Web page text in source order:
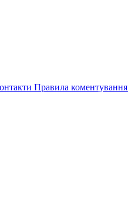
Правила коментування